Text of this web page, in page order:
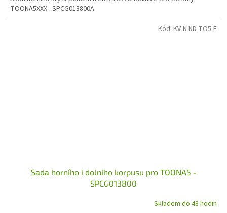
TOONA5XXX - SPCG013800A
Sada horního i dolního korpusu pro TOONA5 -
SPCG013800
Skladem do 48 hodin
Kód: KV-N ND-TO5-F